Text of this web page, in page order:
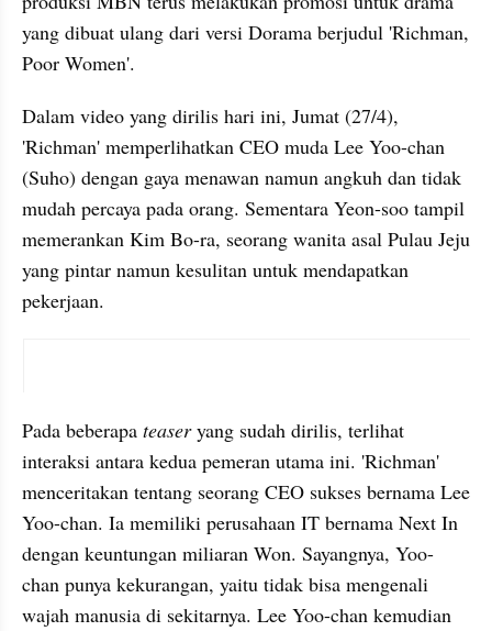
yang dibuat ulang dari versi Dorama berjudul 'Richman,
Poor Women'.
Dalam video yang dirilis hari ini, Jumat (27/4),
'Richman' memperlihatkan CEO muda Lee Yoo-chan
(Suho) dengan gaya menawan namun angkuh dan tidak
mudah percaya pada orang. Sementara Yeon-soo tampil
memerankan Kim Bo-ra, seorang wanita asal Pulau Jeju
yang pintar namun kesulitan untuk mendapatkan
pekerjaan.
Pada beberapa teaser yang sudah dirilis, terlihat
interaksi antara kedua pemeran utama ini. 'Richman'
menceritakan tentang seorang CEO sukses bernama Lee
Yoo-chan. Ia memiliki perusahaan IT bernama Next In
dengan keuntungan miliaran Won. Sayangnya, Yoo-
chan punya kekurangan, yaitu tidak bisa mengenali
wajah manusia di sekitarnya. Lee Yoo-chan kemudian